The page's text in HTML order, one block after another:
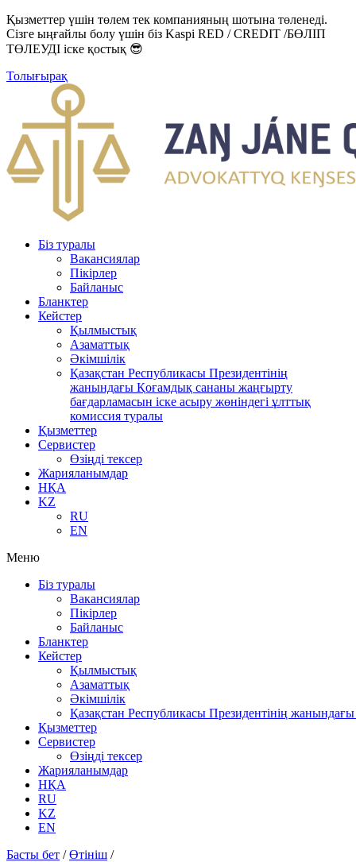
Қызметтер үшін төлем тек компанияның шотына төленеді.
Сізге ыңғайлы болу үшін біз Kaspi RED / CREDIT /БӨЛІП
ТӨЛЕУДІ іске қостық 😎
Толығырақ
Біз туралы
Вакансиялар
Пікірлер
Байланыс
Бланктер
Кейстер
Қылмыстық
Азаматтық
Әкімшілік
Қазақстан Республикасы Президентінің
жанындағы Қоғамдық сананы жаңғырту
бағдарламасын іске асыру жөніндегі ұлттық
комиссия туралы
Қызметтер
Сервистер
Өзіңді тексер
Жарияланымдар
НҚА
KZ
RU
EN
Меню
Біз туралы
Вакансиялар
Пікірлер
Байланыс
Бланктер
Кейстер
Қылмыстық
Азаматтық
Әкімшілік
Қазақстан Республикасы Президентінің
Қызметтер
Сервистер
Өзіңді тексер
Жарияланымдар
НҚА
RU
KZ
EN
Басты бет /Өтініш /